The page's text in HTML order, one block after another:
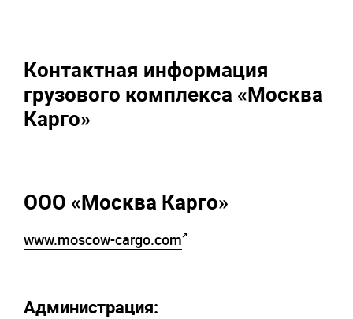
Контактная информация
грузового комплекса «Москва
Карго»
ООО «Москва Карго»
www.moscow-cargo.com
Администрация: